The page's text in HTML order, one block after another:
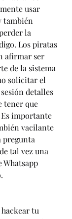
usar
también
la
Los piratas
afirmar ser
de la sistema
solicitar el
detalles
tener que
importante
vacilante
pregunta
tal vez una
Whatsapp
tu